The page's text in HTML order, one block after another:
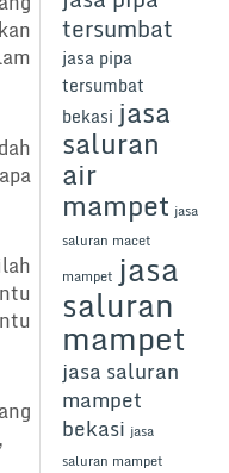
tersumbat
jasa pipa
tersumbat
bekasi jasa
saluran
air
mampet jasa
saluran macet
mampet jasa
saluran
mampet
jasa saluran
mampet
bekasi jasa
saluran mampet